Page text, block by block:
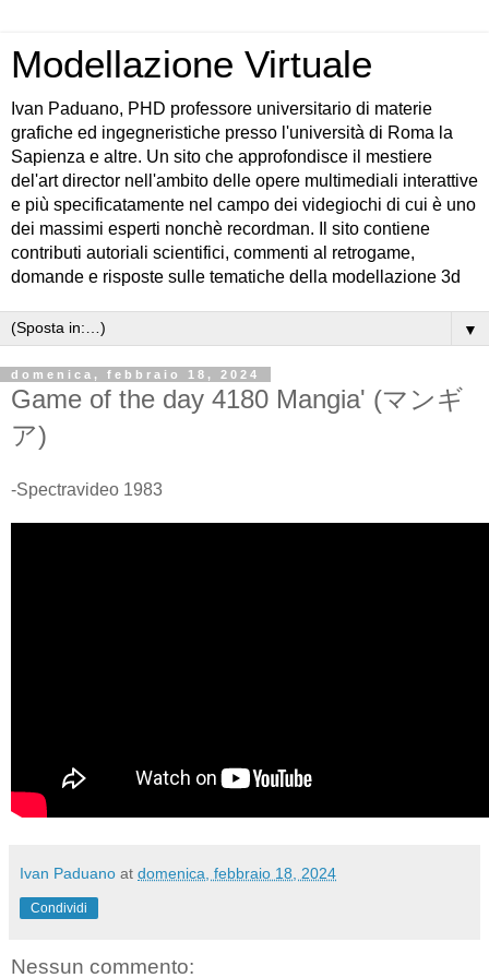
Modellazione Virtuale
Ivan Paduano, PHD professore universitario di materie
grafiche ed ingegneristiche presso l'università di Roma la
Sapienza e altre. Un sito che approfondisce il mestiere
del'art director nell'ambito delle opere multimediali interattive
e più specificatamente nel campo dei videgiochi di cui è uno
dei massimi esperti nonchè recordman. Il sito contiene
contributi autoriali scientifici, commenti al retrogame,
domande e risposte sulle tematiche della modellazione 3d
▼
domenica, febbraio 18, 2024
Game of the day 4180 Mangia' (マンギ
ア)
-Spectravideo 1983
Ivan Paduano at domenica, febbraio 18, 2024
Condividi
Nessun commento: